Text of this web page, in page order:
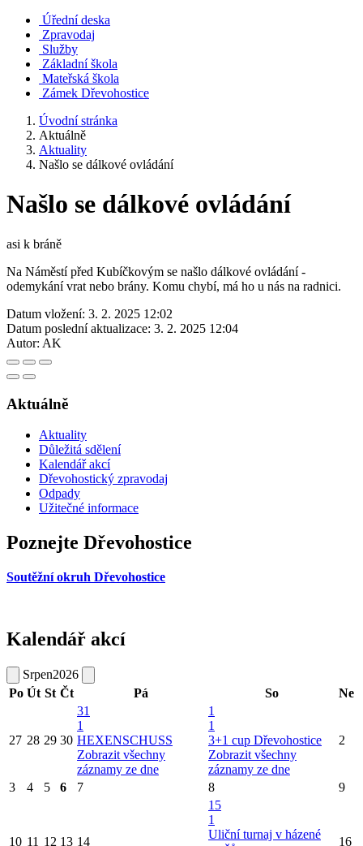
Úřední deska
Zpravodaj
Služby
Základní škola
Mateřská škola
Zámek Dřevohostice
Úvodní stránka
Aktuálně
Aktuality
Našlo se dálkové ovládání
Našlo se dálkové ovládání
asi k bráně
Na Náměstí před Kubíčkovým se našlo dálkové ovládání -
odemykání vrat nebo brány. Komu chybí, má ho u nás na radnici.
Datum vložení: 3. 2. 2025 12:02
Datum poslední aktualizace: 3. 2. 2025 12:04
Autor: AK
Aktuálně
Aktuality
Důležitá sdělení
Kalendář akcí
Dřevohostický zpravodaj
Odpady
Užitečné informace
Poznejte Dřevohostice
Soutěžní okruh Dřevohostice
Kalendář akcí
Srpen2026
Po Út St Čt Pá So Ne
27 28 29 30
31
1
HEXENSCHUSS
Zobrazit všechny
záznamy ze dne
1
1
3+1 cup Dřevohostice
Zobrazit všechny
záznamy ze dne
2
3 4 5 6 7 8 9
10 11 12 13 14
15
1
Uliční turnaj v házené
16